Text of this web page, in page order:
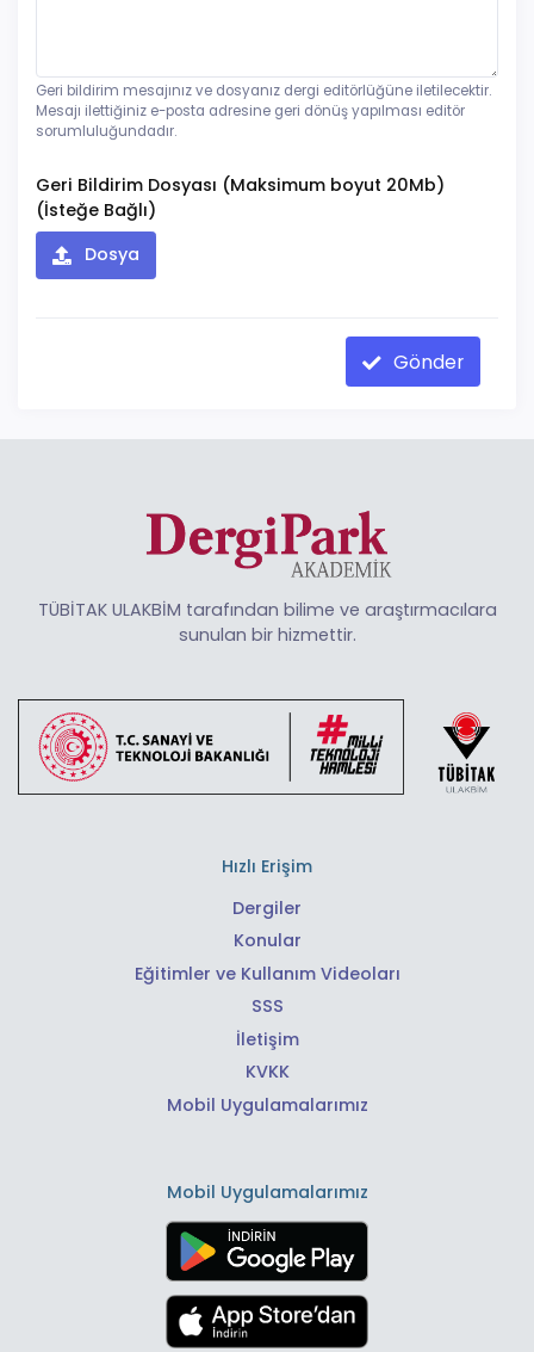
Geri bildirim mesajınız ve dosyanız dergi editörlüğüne iletilecektir.
Mesajı ilettiğiniz e-posta adresine geri dönüş yapılması editör
sorumluluğundadır.
Geri Bildirim Dosyası (Maksimum boyut 20Mb)
(İsteğe Bağlı)
Dosya
Gönder
TÜBİTAK ULAKBİM tarafından bilime ve araştırmacılara
sunulan bir hizmettir.
Hızlı Erişim
Dergiler
Konular
Eğitimler ve Kullanım Videoları
SSS
İletişim
KVKK
Mobil Uygulamalarımız
Mobil Uygulamalarımız